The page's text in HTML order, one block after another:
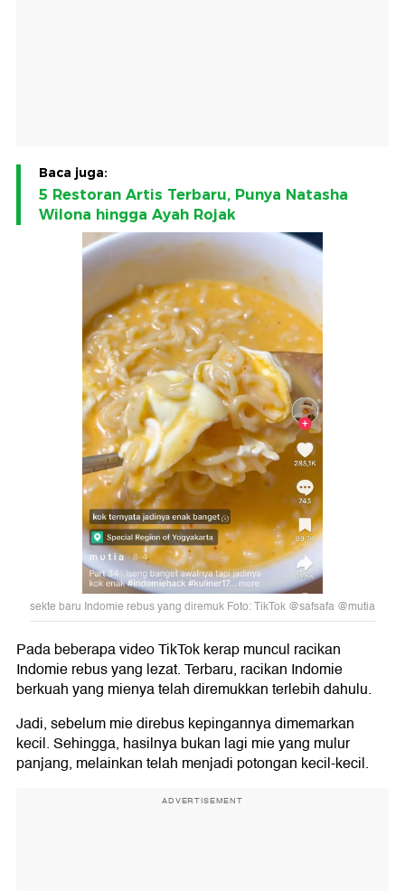
Baca juga:
5 Restoran Artis Terbaru, Punya Natasha
Wilona hingga Ayah Rojak
sekte baru Indomie rebus yang diremuk Foto: TikTok @safsafa @mutia
Pada beberapa video TikTok kerap muncul racikan
Indomie rebus yang lezat. Terbaru, racikan Indomie
berkuah yang mienya telah diremukkan terlebih dahulu.
Jadi, sebelum mie direbus kepingannya dimemarkan
kecil. Sehingga, hasilnya bukan lagi mie yang mulur
panjang, melainkan telah menjadi potongan kecil-kecil.
ADVERTISEMENT